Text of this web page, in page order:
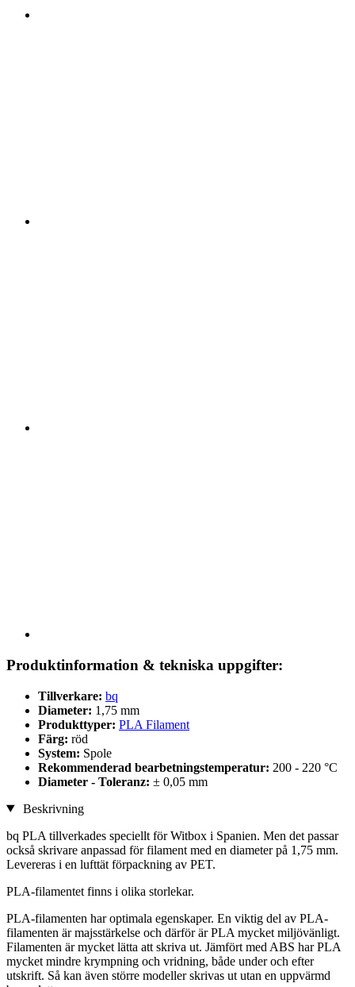
Produktinformation & tekniska uppgifter:
Tillverkare: bq
Diameter: 1,75 mm
Produkttyper: PLA Filament
Färg: röd
System: Spole
Rekommenderad bearbetningstemperatur: 200 - 220 °C
Diameter - Toleranz: ± 0,05 mm
Beskrivning
bq PLA tillverkades speciellt för Witbox i Spanien. Men det passar
också skrivare anpassad för filament med en diameter på 1,75 mm.
Levereras i en lufttät förpackning av PET.
PLA-filamentet finns i olika storlekar.
PLA-filamenten har optimala egenskaper. En viktig del av PLA-
filamenten är majsstärkelse och därför är PLA mycket miljövänligt.
Filamenten är mycket lätta att skriva ut. Jämfört med ABS har PLA
mycket mindre krympning och vridning, både under och efter
utskrift. Så kan även större modeller skrivas ut utan en uppvärmd